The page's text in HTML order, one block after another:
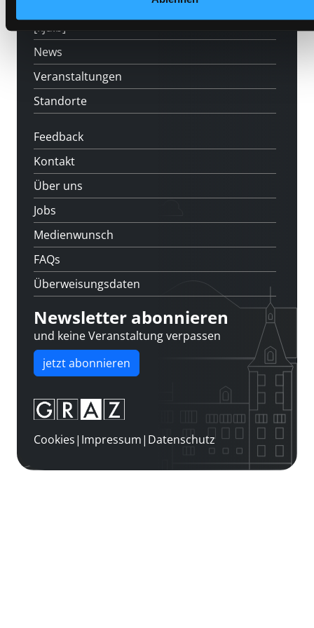
[kju:b]
News
Veranstaltungen
Standorte
Feedback
Kontakt
Über uns
Jobs
Medienwunsch
FAQs
Überweisungsdaten
Newsletter abonnieren
und keine Veranstaltung verpassen
jetzt abonnieren
Cookies| Impressum| Datenschutz